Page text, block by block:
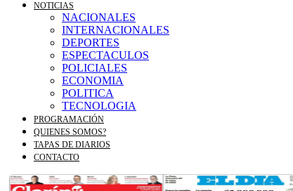
NOTICIAS
NACIONALES
INTERNACIONALES
DEPORTES
ESPECTACULOS
POLICIALES
ECONOMIA
POLITICA
TECNOLOGIA
PROGRAMACIÓN
QUIENES SOMOS?
TAPAS DE DIARIOS
CONTACTO